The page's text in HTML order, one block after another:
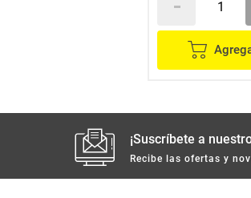
¡Suscríbete a
Recibe las ofertas y